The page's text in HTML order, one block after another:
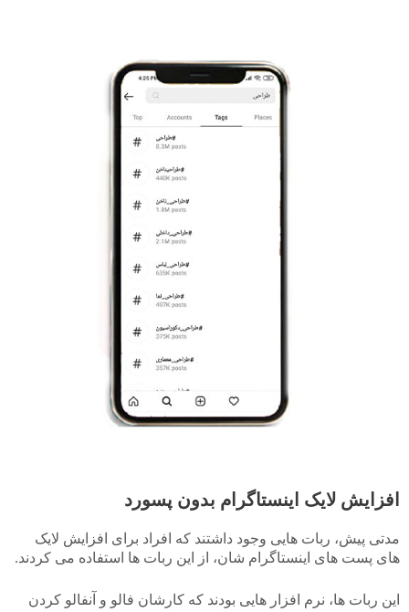
افزایش لایک اینستاگرام بدون پسورد
مدتی پیش، ربات هایی وجود داشتند که افراد برای افزایش لایک
های پست های اینستاگرام شان، از این ربات ها استفاده می کردند.
این ربات ها، نرم افزار هایی بودند که کارشان فالو و آنفالو کردن